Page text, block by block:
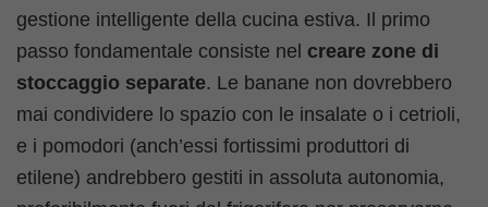
gestione intelligente della cucina estiva. Il primo
passo fondamentale consiste nel creare zone di
stoccaggio separate. Le banane non dovrebbero
mai condividere lo spazio con le insalate o i cetrioli,
e i pomodori (anch’essi fortissimi produttori di
etilene) andrebbero gestiti in assoluta autonomia,